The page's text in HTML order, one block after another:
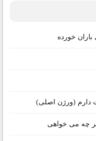
باران خورده
دارم (ورژن اصلی)
چه می خواهی